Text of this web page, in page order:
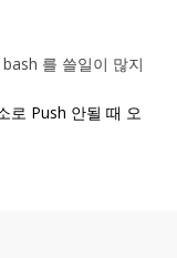
를 쓸일이 많지
로 Push 안될 때 오